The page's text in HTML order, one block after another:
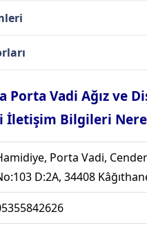
Porta Vadi Ağız ve
İletişim Bilgileri
Porta Vadi,
D:2A, 34408